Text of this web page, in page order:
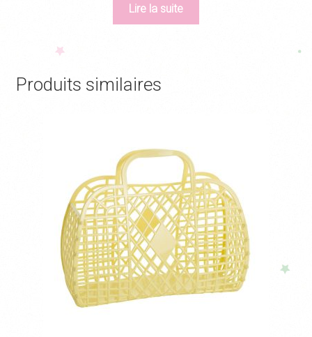
Lire la suite
Produits similaires